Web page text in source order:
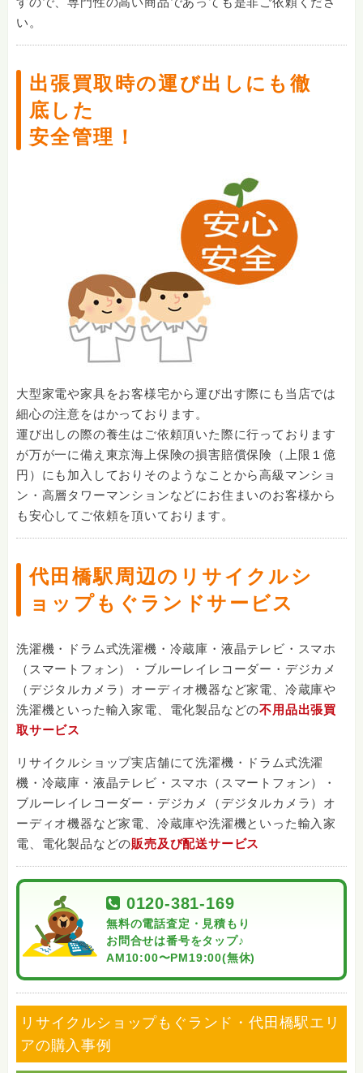
い。
出張買取時の運び出しにも徹
底した
安全管理！
大型家電や家具をお客様宅から運び出す際にも当店では
細心の注意をはかっております。
運び出しの際の養生はご依頼頂いた際に行っております
が万が一に備え東京海上保険の損害賠償保険（上限１億
円）にも加入しておりそのようなことから高級マンショ
ン・高層タワーマンションなどにお住まいのお客様から
も安心してご依頼を頂いております。
代田橋駅周辺のリサイクルシ
ョップもぐランドサービス
洗濯機・ドラム式洗濯機・冷蔵庫・液晶テレビ・スマホ
（スマートフォン）・ブルーレイレコーダー・デジカメ
（デジタルカメラ）オーディオ機器など家電、冷蔵庫や
洗濯機といった輸入家電、電化製品などの不用品出張買
取サービス
リサイクルショップ実店舗にて洗濯機・ドラム式洗濯
機・冷蔵庫・液晶テレビ・スマホ（スマートフォン）・
ブルーレイレコーダー・デジカメ（デジタルカメラ）オ
ーディオ機器など家電、冷蔵庫や洗濯機といった輸入家
電、電化製品などの販売及び配送サービス
0120-381-169
無料の電話査定・見積もり
お問合せは番号をタップ♪
AM10:00〜PM19:00(無休)
リサイクルショップもぐランド・代田橋駅エリ
アの購入事例